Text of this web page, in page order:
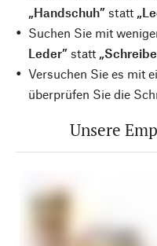
„Handschuh” statt
Suchen Sie mit
Leder” statt
Versuchen Sie es mit
überprüfen Sie die
Unsere